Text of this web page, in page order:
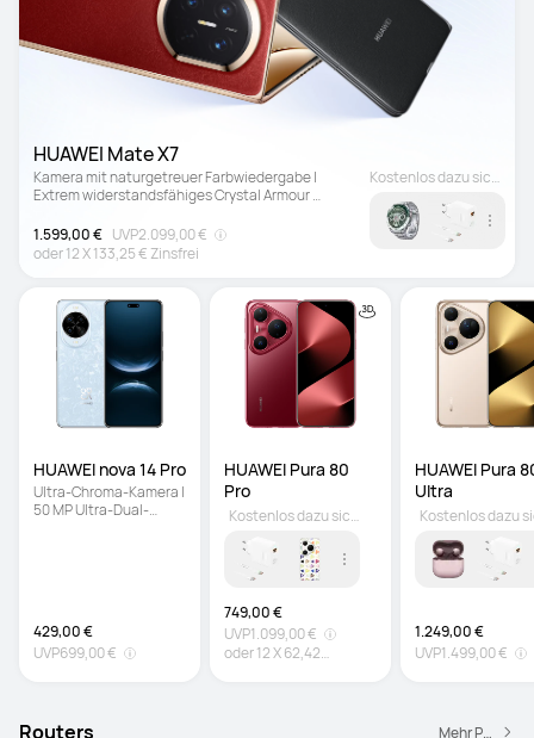
HUAWEI Mate X7
Kamera mit naturgetreuer Farbwiedergabe |
Extrem widerstandsfähiges Crystal Armour
1.599,00 € UVP2.099,00 €
oder12X133,25 € Zinsfrei
Kostenlos dazu sichern
HUAWEI nova 14 Pro
Ultra-Chroma-Kamera |
50 MP Ultra-Dual-
429,00 €
UVP699,00 €
HUAWEI Pura 80
Pro
749,00 €
UVP1.099,00 €
oder12X62,42
Kostenlos dazu sichern
HUAWEI Pura
Ultra
1.249,00 €
UVP1.499,00 €
Routers Mehr Produkte